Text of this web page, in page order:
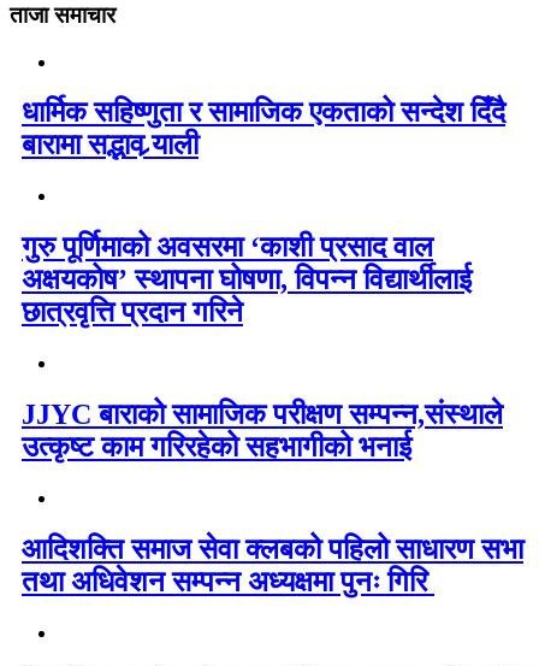
ताजा समाचार
धार्मिक सहिष्णुता र सामाजिक एकताको सन्देश दिँदै
बारामा सद्भाव र्‍याली
गुरु पूर्णिमाको अवसरमा ‘काशी प्रसाद वाल
अक्षयकोष’ स्थापना घोषणा, विपन्न विद्यार्थीलाई
छात्रवृत्ति प्रदान गरिने
JJYC बाराको सामाजिक परीक्षण सम्पन्न,संस्थाले
उत्कृष्ट काम गरिरहेको सहभागीको भनाई
आदिशक्ति समाज सेवा क्लबको पहिलो साधारण सभा
तथा अधिवेशन सम्पन्न अध्यक्षमा पुनः गिरि